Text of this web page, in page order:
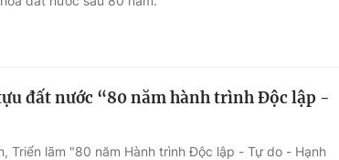
đất nước “80 năm hành trình Độc lập -
Triển lãm "80 năm Hành trình Độc lập - Tự do - Hạnh